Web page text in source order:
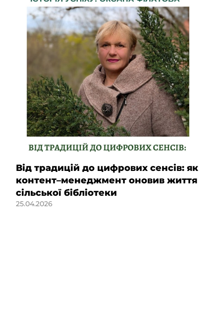
Від традицій до цифрових сенсів: як
контент–менеджмент оновив життя
сільської бібліотеки
25.04.2026